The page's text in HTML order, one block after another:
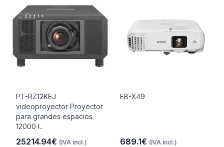
PT-RZ12KEJ
videoproyector Proyector
para grandes espacios
12000 l..
25214.94€ (IVA incl.)
EB-X49
689.1€ (IVA incl.)